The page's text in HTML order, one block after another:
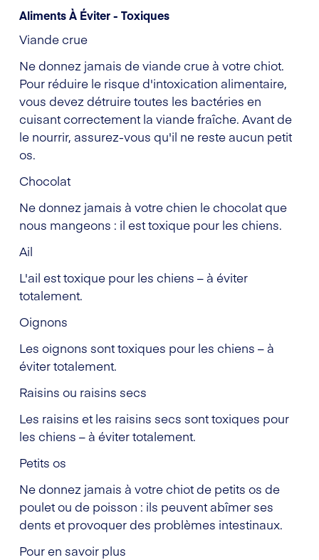
Aliments À Éviter - Toxiques
Viande crue
Ne donnez jamais de viande crue à votre chiot.
Pour réduire le risque d'intoxication alimentaire,
vous devez détruire toutes les bactéries en
cuisant correctement la viande fraîche. Avant de
le nourrir, assurez-vous qu'il ne reste aucun petit
os.
Chocolat
Ne donnez jamais à votre chien le chocolat que
nous mangeons : il est toxique pour les chiens.
Ail
L'ail est toxique pour les chiens – à éviter
totalement.
Oignons
Les oignons sont toxiques pour les chiens – à
éviter totalement.
Raisins ou raisins secs
Les raisins et les raisins secs sont toxiques pour
les chiens – à éviter totalement.
Petits os
Ne donnez jamais à votre chiot de petits os de
poulet ou de poisson : ils peuvent abîmer ses
dents et provoquer des problèmes intestinaux.
Pour en savoir plus